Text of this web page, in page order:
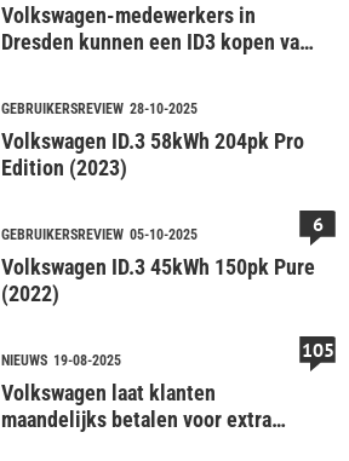
Volkswagen-medewerkers in
Dresden kunnen een ID3 kopen van
GEBRUIKERSREVIEW 28-10-2025
Volkswagen ID.3 58kWh 204pk Pro
Edition (2023)
GEBRUIKERSREVIEW 05-10-2025
Volkswagen ID.3 45kWh 150pk Pure
(2022)
6
NIEUWS 19-08-2025
Volkswagen laat klanten
maandelijks betalen voor extra
105